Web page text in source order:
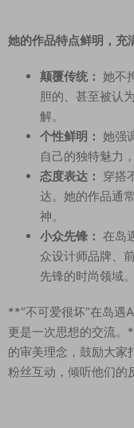
她的作品特点鲜明，充
颠覆传统： 她不
胆的、甚至被认
解。
个性鲜明： 她强
自己的独特魅力
态度表达： 穿搭
达。她的作品通
神。
小众先锋： 在岛
众设计师品牌、
先锋的时尚领域。
**“不可爱很坏”在岛遇
更是一次思想的交流
的审美理念，鼓励大家
粉丝互动，倾听他们的